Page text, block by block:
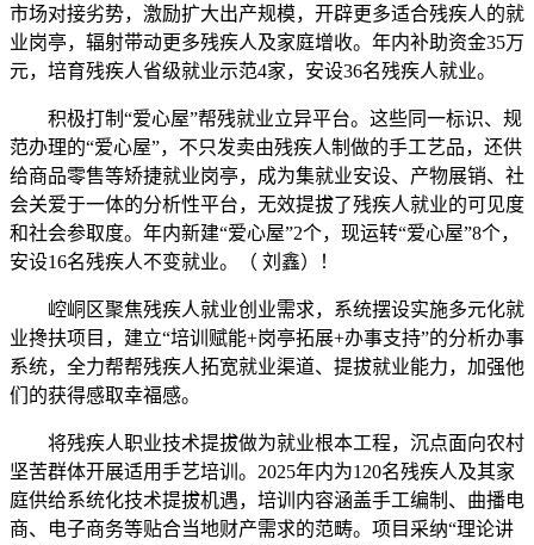
市场对接劣势，激励扩大出产规模，开辟更多适合残疾人的就
业岗亭，辐射带动更多残疾人及家庭增收。年内补助资金35万
元，培育残疾人省级就业示范4家，安设36名残疾人就业。
积极打制“爱心屋”帮残就业立异平台。这些同一标识、规
范办理的“爱心屋”，不只发卖由残疾人制做的手工艺品，还供
给商品零售等矫捷就业岗亭，成为集就业安设、产物展销、社
会关爱于一体的分析性平台，无效提拔了残疾人就业的可见度
和社会参取度。年内新建“爱心屋”2个，现运转“爱心屋”8个，
安设16名残疾人不变就业。（ 刘鑫）！
崆峒区聚焦残疾人就业创业需求，系统摆设实施多元化就
业搀扶项目，建立“培训赋能+岗亭拓展+办事支持”的分析办事
系统，全力帮帮残疾人拓宽就业渠道、提拔就业能力，加强他
们的获得感取幸福感。
将残疾人职业技术提拔做为就业根本工程，沉点面向农村
坚苦群体开展适用手艺培训。2025年内为120名残疾人及其家
庭供给系统化技术提拔机遇，培训内容涵盖手工编制、曲播电
商、电子商务等贴合当地财产需求的范畴。项目采纳“理论讲